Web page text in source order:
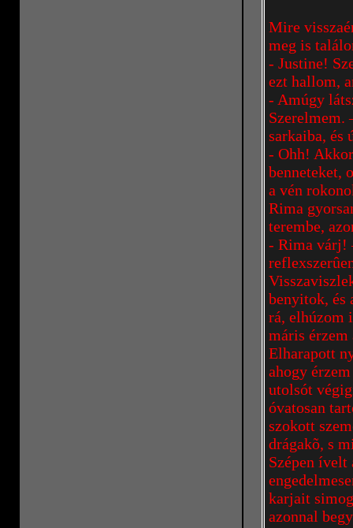
Mire
meg is
- Justine!
ezt hallom,
- Amúgy
Szerelmem.
sarkaiba, és
- Ohh!
benneteket,
a vén
Rima
terembe,
- Rima várj!
benyitok, és
rá, elhúzom
máris
Elharapott
ahogy
utolsót
óvatosan
szokott
drágakõ, s
Szépen ívelt
karjait
azonnal